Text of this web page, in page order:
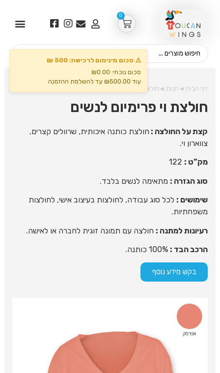
0
דף הבית » חנות » חולצות
חולצת וי פרימיום לנשים
קצת על החולצה : חולצת כותנה איכותית, שרוולים קצרים,
צווארון וי.
מק”ט :
סוג הגזרה : מתאימה לנשים בלבד.
שימושים : לכל סוג עבודה, לחולצות בעיצוב אישי, לחולצות
משפחתיות.
רעיונות למתנה : חולצה עם תמונה זוגית לחברה או לאישה.
הרכב הבד :
בקש מידע נוסף
⚠️ סכום מינימום לרכישה: 500 ₪
סכום נוכחי: ₪0.00
עוד ₪500.00 עד להשלמת ההזמנה